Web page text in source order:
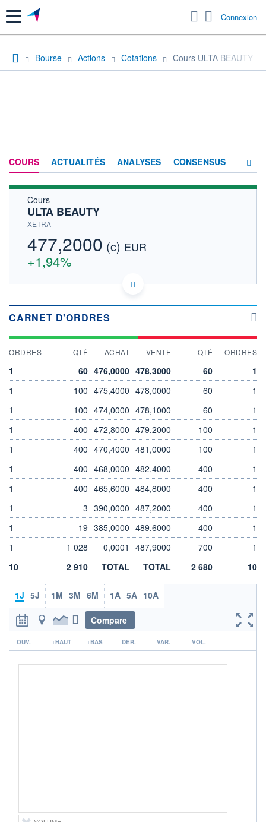
Menu Connexion
Bourse Actions Cotations Cours ULTA BEAUTY
COURS ACTUALITÉS ANALYSES CONSENSUS
ACTIONNAIRES
Cours
ULTA BEAUTY
XETRA
477,2000 (c) EUR
+1,94%
US90384S3031 34U
Cotation sur les autres places
477,2000 468,1000
+ BAS
477,2000
CAPITAL ÉCHANGÉ
0,00%
VALORISATION
20 514 MEUR
DERNIER ÉCHANGE
07.08.26 / 17:35:59
LIMITE À LA LIMITE À LA
HAUSSE
0,0000
RENDEMENT
ESTIMÉ 2026
-
PER ESTIMÉ
2026
-
0,00 EUR
DERNIER
DIVIDENDE
-
PROCHAIN
DIVIDENDE
ÉLIGIBILITÉ
Non éligible
Boursobank
+ PORTEFEUILLE
CARNET D'ORDRES
ORDRES QTÉ ACHAT VENTE QTÉ ORDRES
1 60 476,0000 478,3000 60
1
1
100 475,4000 478,0000 60
1
1
100 474,0000 478,1000 60
1
1
400 472,8000 479,2000 100
1
1
400 470,4000 481,0000 100
1
1
400 468,0000 482,4000 400
1
1
400 465,6000 484,8000 400
1
1
3 390,0000 487,2000 400
1
1
19 385,0000 489,6000 400
1
1
1 028 0,0001 487,9000 700
1
10
2 910 TOTAL TOTAL 2 680 10
1J 5J 1M 3M 6M 1A 5A 10A
Compare
r
OUV. +HAUT +BAS DER. VAR. VOL.